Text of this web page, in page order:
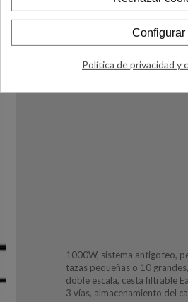
1000W, sistema antigoteo,
tazas pequeñas o 10
doble escala, cesta filtrable
3 vías, almacenamiento del
Configurar
Política de privacidad y